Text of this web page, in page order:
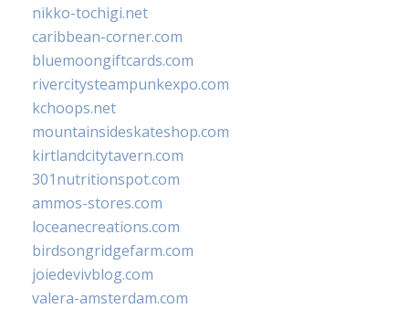
nikko-tochigi.net
caribbean-corner.com
bluemoongiftcards.com
rivercitysteampunkexpo.com
kchoops.net
mountainsideskateshop.com
kirtlandcitytavern.com
301nutritionspot.com
ammos-stores.com
loceanecreations.com
birdsongridgefarm.com
joiedevivblog.com
valera-amsterdam.com